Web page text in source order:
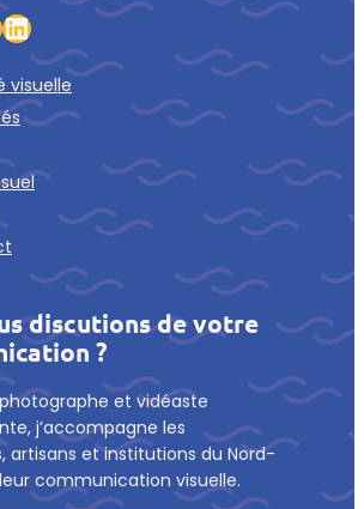
LinkedIn
visuelle
discutions de votre
?
et vidéaste
j’accompagne les
artisans et institutions du Nord-
communication visuelle.